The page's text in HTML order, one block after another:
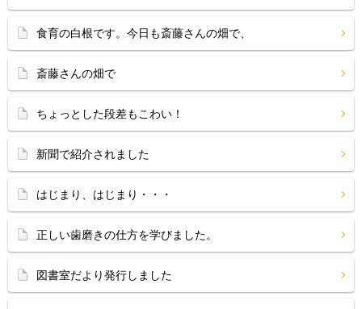
食育の白根です。今日も斎藤さんの畑で、
斎藤さんの畑で
ちょっとした段差もこわい！
新聞で紹介されました
はじまり、はじまり・・・
正しい歯磨きの仕方を学びました。
図書室だより発行しました